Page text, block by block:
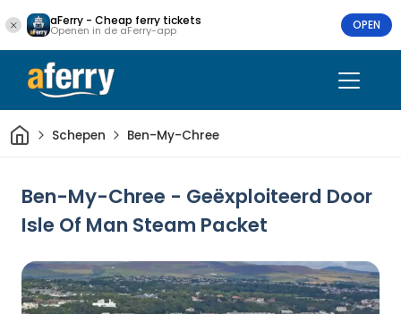
aFerry - Cheap ferry tickets
Openen in de aFerry-app OPEN
ThuisSchepen Ben-My-Chree
Ben-My-Chree - Geëxploiteerd Door
Isle Of Man Steam Packet